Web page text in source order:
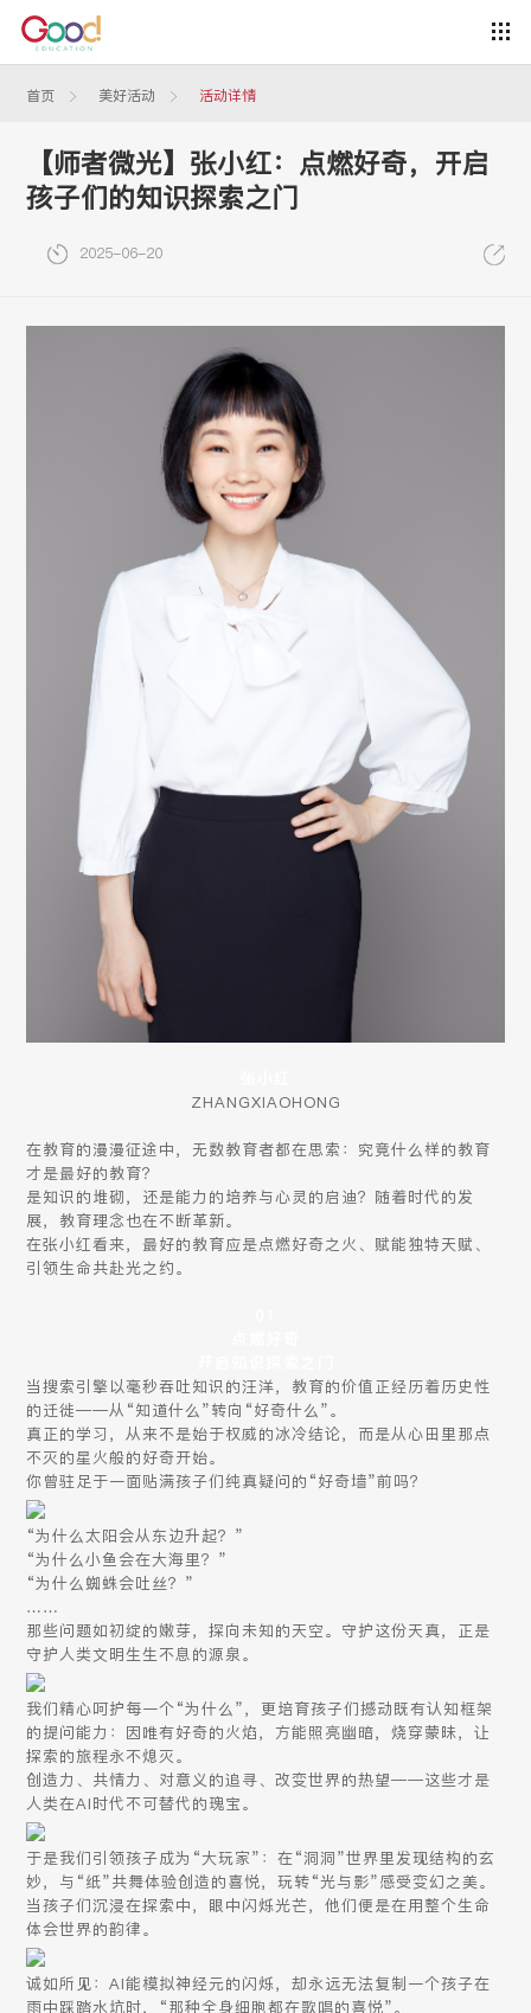
首页 美好活动 活动详情
【师者微光】张小红：点燃好奇，开启
孩子们的知识探索之门
2025-06-20
ZHANGXIAOHONG
在教育的漫漫征途中，无数教育者都在思索：究竟什么样的教育
才是最好的教育？
是知识的堆砌，还是能力的培养与心灵的启迪？随着时代的发
展，教育理念也在不断革新。
在张小红看来，最好的教育应是点燃好奇之火、赋能独特天赋、
引领生命共赴光之约。
当搜索引擎以毫秒吞吐知识的汪洋，教育的价值正经历着历史性
的迁徙——从“知道什么”转向“好奇什么”。
真正的学习，从来不是始于权威的冰冷结论，而是从心田里那点
不灭的星火般的好奇开始。
你曾驻足于一面贴满孩子们纯真疑问的“好奇墙”前吗？
“为什么太阳会从东边升起？”
“为什么小鱼会在大海里？”
“为什么蜘蛛会吐丝？”
……
那些问题如初绽的嫩芽，探向未知的天空。守护这份天真，正是
守护人类文明生生不息的源泉。
我们精心呵护每一个“为什么”，更培育孩子们撼动既有认知框架
的提问能力：因唯有好奇的火焰，方能照亮幽暗，烧穿蒙昧，让
探索的旅程永不熄灭。
创造力、共情力、对意义的追寻、改变世界的热望——这些才是
人类在AI时代不可替代的瑰宝。
于是我们引领孩子成为“大玩家”：在“洞洞”世界里发现结构的玄
妙，与“纸”共舞体验创造的喜悦，玩转“光与影”感受变幻之美。
当孩子们沉浸在探索中，眼中闪烁光芒，他们便是在用整个生命
体会世界的韵律。
诚如所见：AI能模拟神经元的闪烁，却永远无法复制一个孩子在
雨中踩踏水坑时，“那种全身细胞都在歌唱的喜悦”。